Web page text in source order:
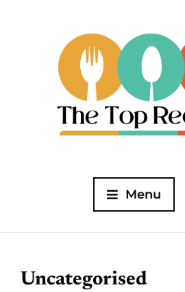
Menu
Uncategorised